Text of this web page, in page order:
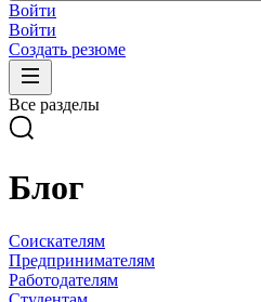
Войти
Войти
Создать резюме
Все разделы
Блог
Соискателям
Предпринимателям
Работодателям